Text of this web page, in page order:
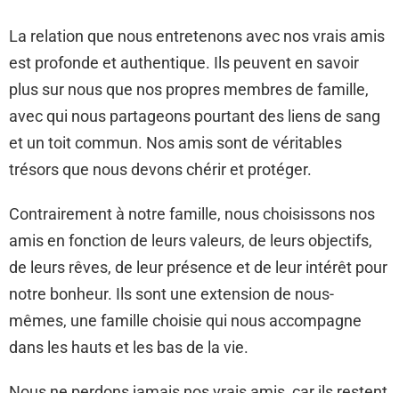
La relation que nous entretenons avec nos vrais amis
est profonde et authentique. Ils peuvent en savoir
plus sur nous que nos propres membres de famille,
avec qui nous partageons pourtant des liens de sang
et un toit commun. Nos amis sont de véritables
trésors que nous devons chérir et protéger.
Contrairement à notre famille, nous choisissons nos
amis en fonction de leurs valeurs, de leurs objectifs,
de leurs rêves, de leur présence et de leur intérêt pour
notre bonheur. Ils sont une extension de nous-
mêmes, une famille choisie qui nous accompagne
dans les hauts et les bas de la vie.